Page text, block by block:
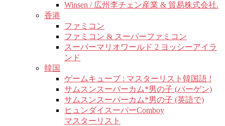
Winsen / 広州李チェン産業 & 貿易株式会社.
香港
ファミコン
ファミコン & スーパーファミコン
スーパーマリオワールド 2 ヨッシーアイラ
ンド
韓国
ゲームキューブ : マスターリスト韓国語 !
サムスンスーパーカム*男の子 (バーゲン)
サムスンスーパーカム*男の子 (英語で)
ヒュンダイスーパーComboy
マスターリスト